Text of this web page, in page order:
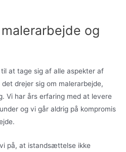
og
at tage sig af alle aspekter af
drejer sig om malerarbejde,
Vi har års erfaring med at levere
og vi går aldrig på kompromis
på, at istandsættelse ikke